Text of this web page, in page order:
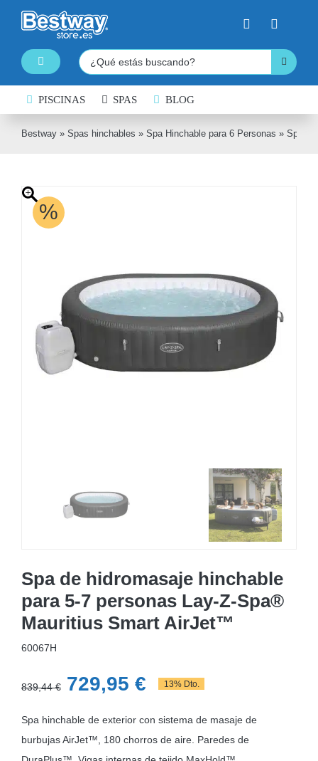
Saltar
contenido
Toggle
PISCINAS DESMONTABLES
SPAS HINCHABLES
BARCAS HINCHABLES
NATACIÓN
COLCHONES HINCHABLES
MOBILIARIO HINCHABLE
CAMPING
Buscar:
PISCINAS SPAS BLOG
Bestway» Spas hinchables » Spa Hinchable para 6 Personas » Spa
%
Spa de hidromasaje hinchable
para 5-7 personas Lay-Z-Spa®
Mauritius Smart AirJet™
60067H
839,44€ El
original
era:
729,95 €El
actual
es:
13% Dto.
Spa hinchable de exterior con sistema de masaje de
burbujas AirJet™, 180 chorros de aire. Paredes de